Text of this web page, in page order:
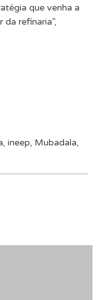
que venha a
refinaria”,
, ineep, Mubadala,